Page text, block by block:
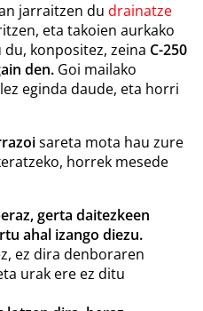
jarraitzen du drainatze
eta takoien aurkako
konpositez, zeina C-250
den. Goi mailako
eginda daude, eta horri
sareta mota hau zure
horrek mesede
gerta daitezkeen
ahal izango diezu.
ez dira denboraren
urak ere ez ditu